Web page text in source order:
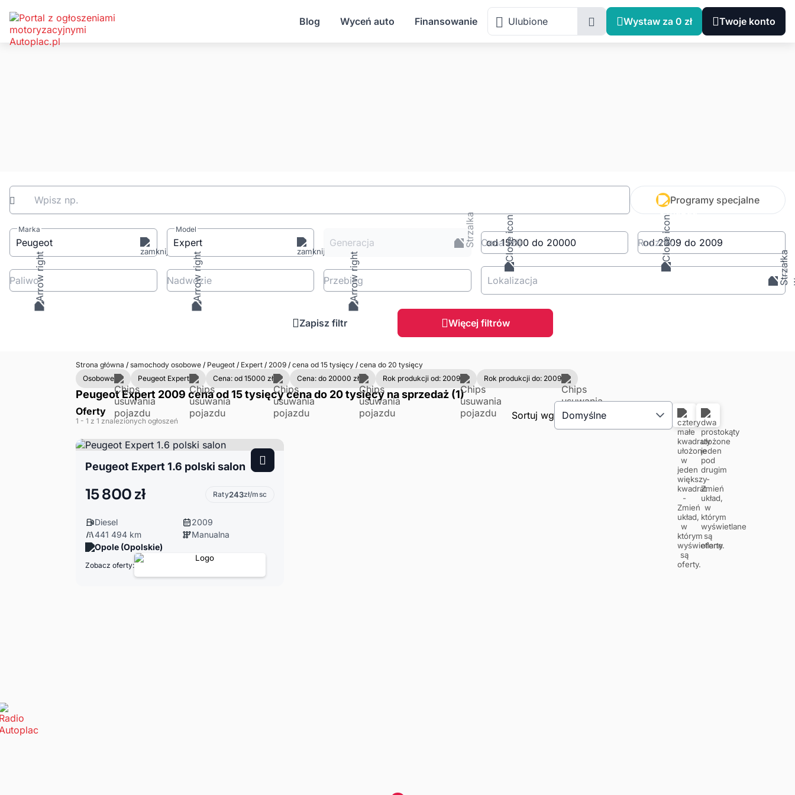
Blog Wyceń auto Finansowanie Ulubione Wystaw za 0 zł Twoje konto
Wpisz np. Programy specjalne
Marka
Peugeot
Model
Expert Generacja Cena[zł] Rocznik
Paliwo Nadwozie Przebieg Lokalizacja
Zapisz filtr Więcej filtrów
Strona główna /samochody osobowe /Peugeot /Expert /2009 /cena od 15 tysięcy /cena do 20 tysięcy
Osobowe
Peugeot Expert Cena: od 15000 zł Cena: do 20000 zł Rok produkcji od: 2009 Rok produkcji do: 2009
Peugeot Expert 2009 cena od 15 tysięcy cena do 20 tysięcy na sprzedaż (1)
Oferty
1 - 1 z 1 znalezionych ogłoszeń Sortuj wg Domyślne
Peugeot Expert 1.6 polski salon
15 800 zł Raty243zł/msc
Diesel
2009
441 494 km
Manualna
Opole (Opolskie)
Zobacz oferty: